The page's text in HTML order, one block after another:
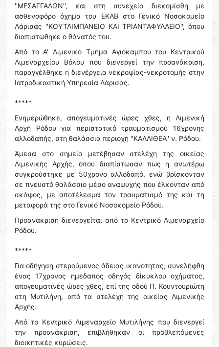
''ΜΕΣΑΓΓΑΛΩΝ'', και στη συνεχεία διεκομίσθη με
ασθενοφόρο όχημα του ΕΚΑΒ στο Γενικό Νοσοκομείο
Λάρισας ''ΚΟΥΤΛΙΜΠΑΝΕΙΟ ΚΑΙ ΤΡΙΑΝΤΑΦΥΛΛΕΙΟ'', όπου
διαπιστώθηκε ο θάνατός του.
Από το Α' Λιμενικό Τμήμα Αγιόκαμπου του Κεντρικού
Λιμεναρχείου Βόλου που διενεργεί την προανάκριση,
παραγγέλθηκε η διενέργεια νεκροψίας-νεκροτομής στην
Ιατροδικαστική Υπηρεσία Λάρισας.
*****
Ενημερώθηκε, απογευματινές ώρες χθες, η Λιμενική
Αρχή Ρόδου για περιστατικό τραυματισμού 16χρονης
αλλοδαπής, στη θαλάσσια περιοχή ''ΚΑΛΛΙΘΕΑ'' ν. Ρόδου.
Άμεσα στο σημείο μετέβησαν στελέχη της οικείας
Λιμενικής Αρχής, όπου διαπίστωσαν πως η ανωτέρω
συγκρούστηκε με 50χρονο αλλοδαπό, ενώ βρίσκονταν
σε πνευστό θαλάσσιο μέσο αναψυχής που έλκονταν από
σκάφος, με αποτέλεσμα τον τραυματισμό της και τη
μεταφορά της στο Γενικό Νοσοκομείο Ρόδου.
Προανάκριση διενεργείται από το Κεντρικό Λιμεναρχείο
Ρόδου.
*****
Για οδήγηση στερούμενος άδειας ικανότητας, συνελήφθη
ένας 17χρονος ημεδαπός οδηγός δίκυκλου οχήματος,
απογευματινές ώρες χθες, επί της οδού Π. Κουντουριώτη
στη Μυτιλήνη, από τα στελέχη της οικείας Λιμενικής
Αρχής.
Από το Κεντρικό Λιμεναρχείο Μυτιλήνης που διενεργεί
την προανάκριση, επιβλήθηκαν οι προβλεπόμενες
διοικητικές κυρώσεις.